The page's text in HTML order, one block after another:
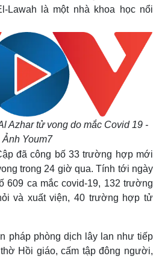
Lawah là một nhà khoa học nổi
Azhar tử vong do mắc Covid 19 -
Ảnh Youm7
đã công bố 33 trường hợp mới
trong 24 giờ qua. Tính tới ngày
609 ca mắc covid-19, 132 trường
và xuất viện, 40 trường hợp tử
pháp phòng dịch lây lan như tiếp
Hồi giáo, cấm tập đông người,